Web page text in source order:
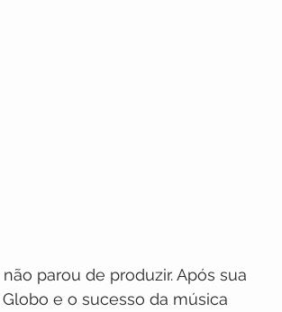
parou de produzir. Após sua
e o sucesso da música